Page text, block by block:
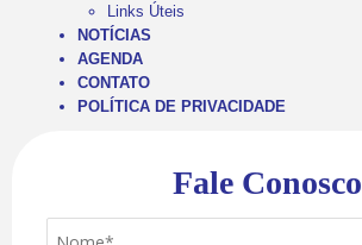
Links Úteis
NOTÍCIAS
AGENDA
CONTATO
POLÍTICA DE PRIVACIDADE
Fale Conosco